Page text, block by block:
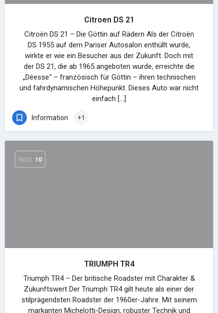
Citroen DS 21
Citroën DS 21 – Die Göttin auf Rädern Als der Citroën
DS 1955 auf dem Pariser Autosalon enthüllt wurde,
wirkte er wie ein Besucher aus der Zukunft. Doch mit
der DS 21, die ab 1965 angeboten wurde, erreichte die
„Déesse“ – französisch für Göttin – ihren technischen
und fahrdynamischen Höhepunkt. Dieses Auto war nicht
einfach […]
Information +1
NOV. 10
TRIUMPH TR4
Triumph TR4 – Der britische Roadster mit Charakter &
Zukunftswert Der Triumph TR4 gilt heute als einer der
stilprägendsten Roadster der 1960er-Jahre. Mit seinem
markanten Michelotti-Design, robuster Technik und